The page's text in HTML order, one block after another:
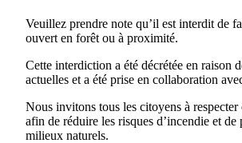
Veuillez prendre note qu’il est interdit de
ouvert en forêt ou à proximité.
Cette interdiction a été décrétée en raison
actuelles et a été prise en collaboration
Nous invitons tous les citoyens à
afin de réduire les risques d’incendie et de
milieux naturels.